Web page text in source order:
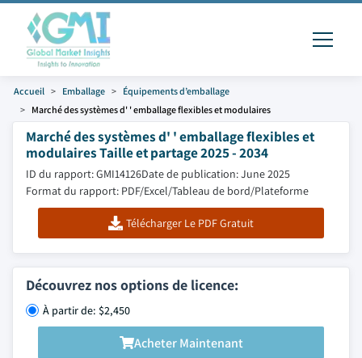
Accueil Emballage
Équipements d’emballage
Marché des systèmes d' ' emballage flexibles et modulaires
Marché des systèmes d' ' emballage flexibles et
modulaires Taille et partage 2025 - 2034
ID du rapport: GMI14126Date de publication: June 2025
Format du rapport: PDF/Excel/Tableau de bord/Plateforme
Télécharger Le PDF Gratuit
Découvrez nos options de licence:
À partir de: $2,450
Acheter Maintenant